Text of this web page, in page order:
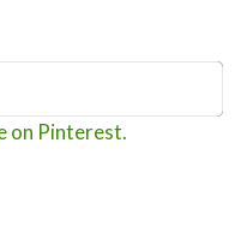
on Pinterest.